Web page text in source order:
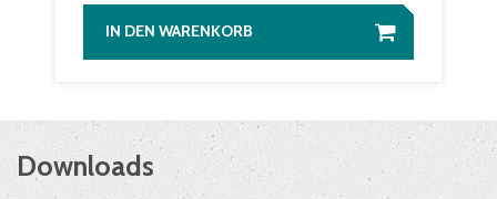
IN DEN WARENKORB
Downloads